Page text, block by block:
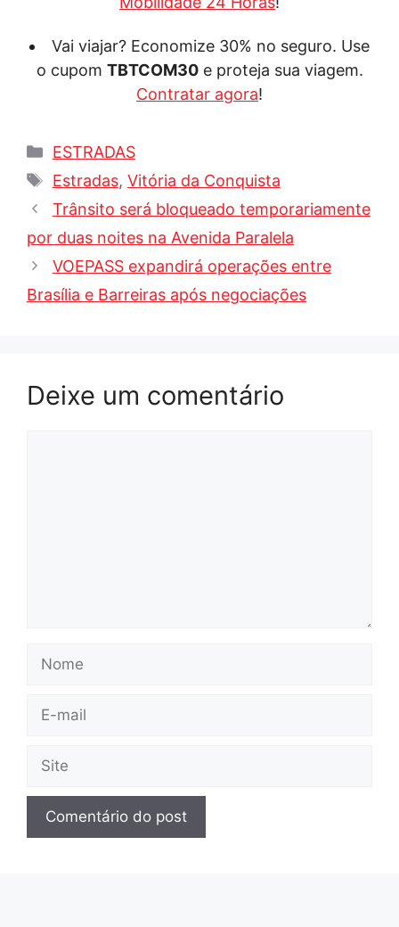
Vai viajar? Economize 30% no seguro. Use
o cupom TBTCOM30e proteja sua viagem.
Contratar agora!
Categorias
ESTRADAS
Tags
Estradas, Vitória da Conquista
Trânsito será bloqueado temporariamente
por duas noites na Avenida Paralela
VOEPASS expandirá operações entre
Brasília e Barreiras após negociações
Deixe um comentário
Nome
E-
Site